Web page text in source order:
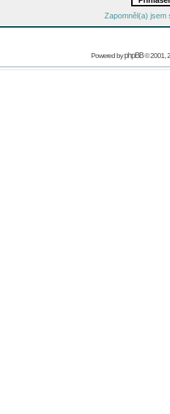
Zapomněl(a) jsem
Powered byphpBB© 2001,